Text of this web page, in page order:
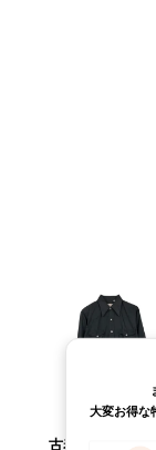
古着 70年代 ラン
大変お得な